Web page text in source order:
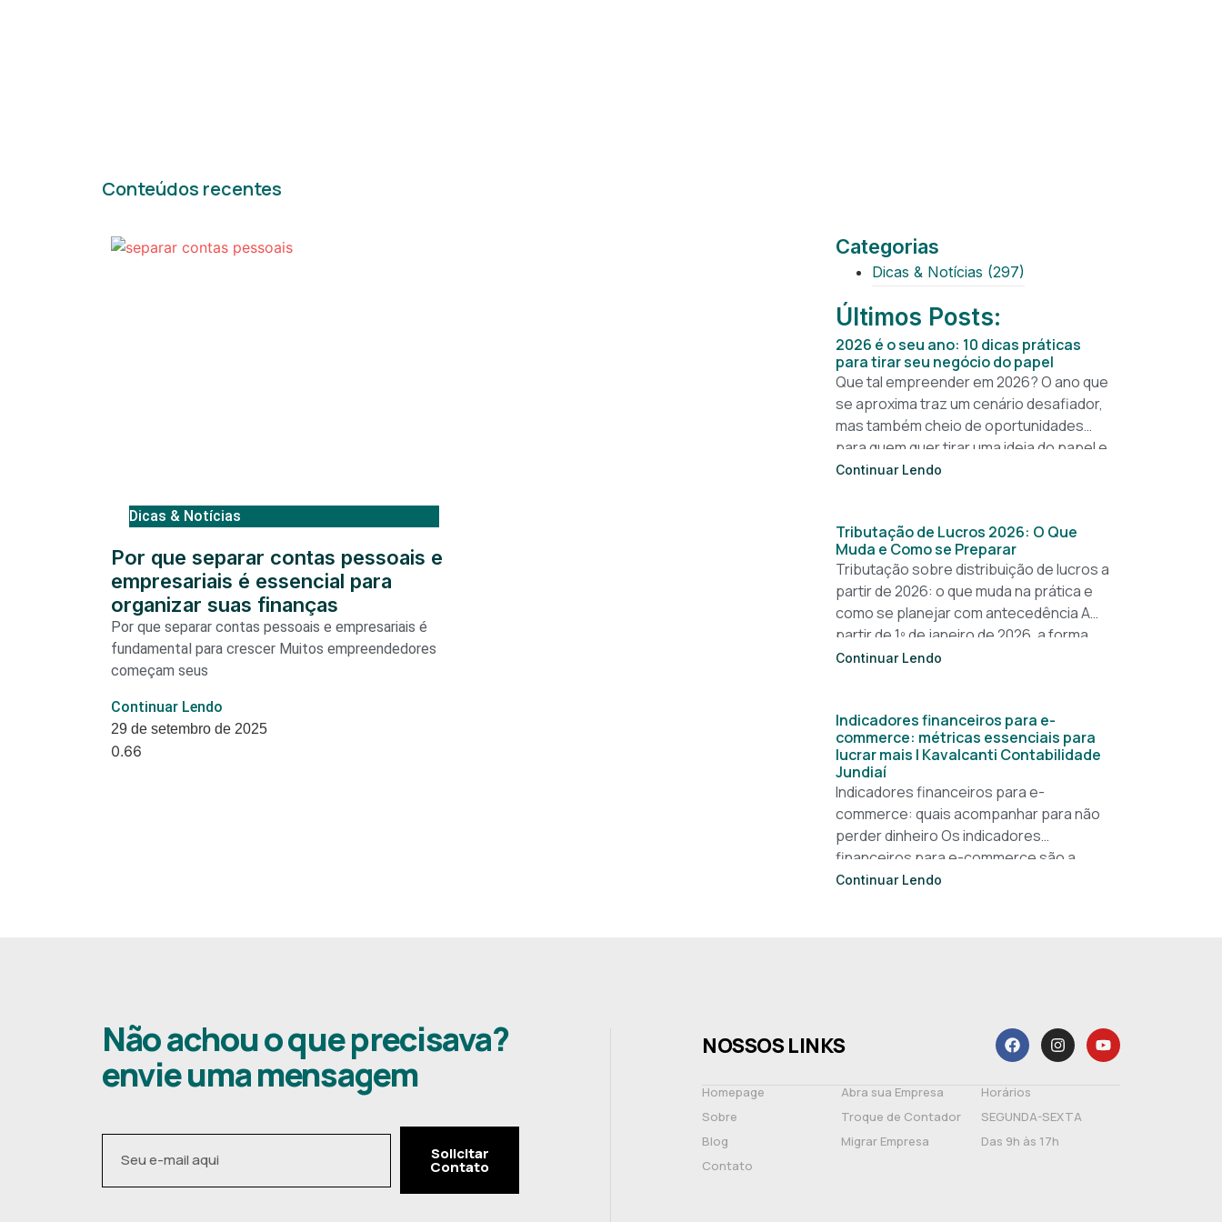
Conteúdos recentes
Dicas & Notícias
Por que separar contas pessoais e
empresariais é essencial para
organizar suas finanças
Por que separar contas pessoais e empresariais é
fundamental para crescer Muitos empreendedores
começam seus
Continuar Lendo
29 de setembro de 2025
Categorias
Dicas & Notícias (297)
Últimos Posts:
2026 é o seu ano: 10 dicas práticas
para tirar seu negócio do papel
Que tal empreender em 2026? O ano que
se aproxima traz um cenário desafiador,
mas também cheio de oportunidades
para quem quer tirar uma ideia do papel e
construir um
Continuar Lendo
Tributação de Lucros 2026: O Que
Muda e Como se Preparar
Tributação sobre distribuição de lucros a
partir de 2026: o que muda na prática e
como se planejar com antecedência A
partir de 1º de janeiro de 2026, a forma
Continuar Lendo
Indicadores financeiros para e-
commerce: métricas essenciais para
lucrar mais | Kavalcanti Contabilidade
Jundiaí
Indicadores financeiros para e-
commerce: quais acompanhar para não
perder dinheiro Os indicadores
financeiros para e-commerce são a
base de qualquer decisão inteligente em
Continuar Lendo
Não achou o que precisava?
envie uma mensagem
Solicitar
Contato
NOSSOS LINKS
Homepage
Sobre
Blog
Contato
Abra sua Empresa
Troque de Contador
Migrar Empresa
Horários
SEGUNDA-SEXTA
Das 9h às 17h